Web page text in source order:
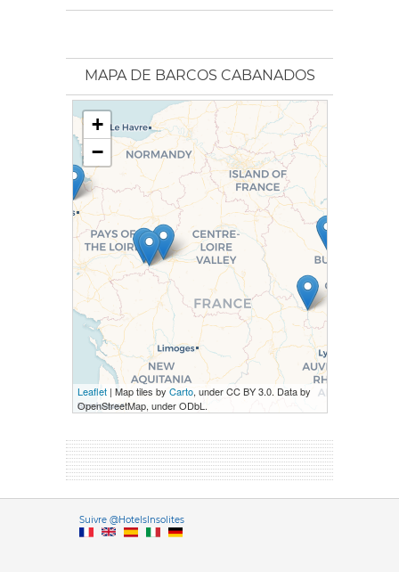
MAPA DE BARCOS CABANADOS
+
−
Leaflet| Map tiles by Carto, under CC BY 3.0. Data by
OpenStreetMap, under ODbL.
Suivre @HotelsInsolitesVersione